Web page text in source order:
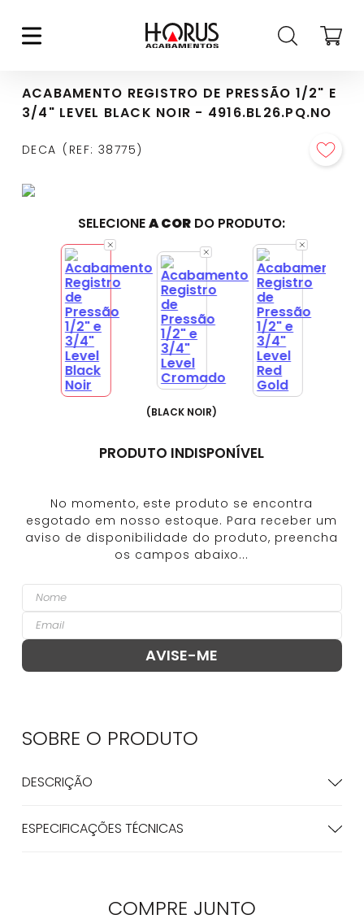
ACABAMENTO REGISTRO DE PRESSÃO 1/2" E
3/4" LEVEL BLACK NOIR - 4916.BL26.PQ.NO
DECA REF: 38775
SELECIONEA COR DO PRODUTO:
(BLACK NOIR)
PRODUTO INDISPONÍVEL
SOBRE O PRODUTO
DESCRIÇÃO
ESPECIFICAÇÕES TÉCNICAS
COMPRE JUNTO